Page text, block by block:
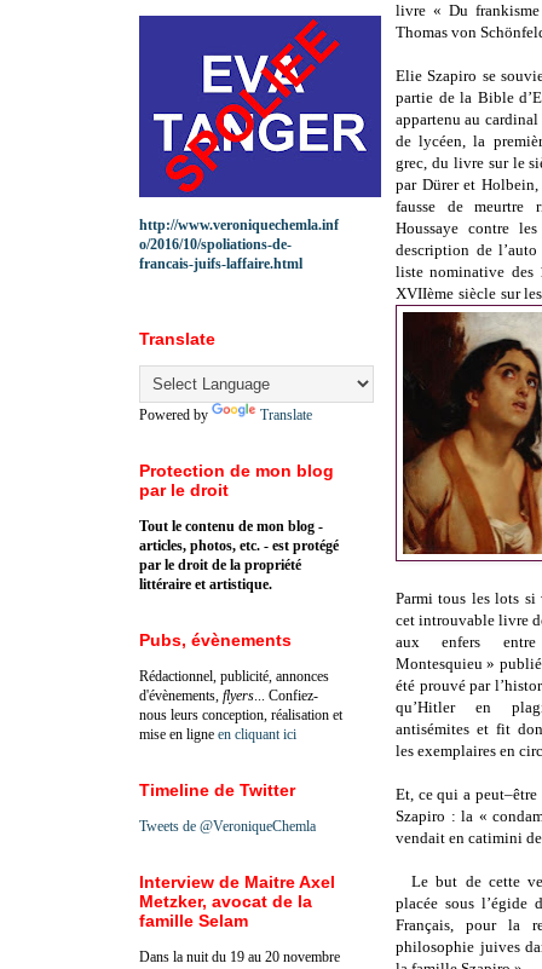
livre « Du
Thomas von
Elie Szapiro se
partie de la Bible
appartenu au cardinal
de lycéen, la
grec, du livre sur le
par Dürer et
fausse de
Houssaye contre
description de
liste nominative des
XVIIème siècle sur
Parmi tous les lots
cet introuvable livre
aux enfers
Montesquieu »
été prouvé par
qu’Hitler en
antisémites et fit
les exemplaires en
Et, ce qui a
Szapiro : la «
vendait en catimini
Le but de cette
placée sous l’égide
Français, pour la
philosophie juives
http://www.veroniquechemla.inf
o/2016/10/spoliations-de-
francais-juifs-laffaire.html
Translate
Powered by Translate
Protection de mon blog
par le droit
Tout le contenu de mon blog -
articles, photos, etc. - est protégé
par le droit de la propriété
littéraire et artistique.
Pubs, évènements
Rédactionnel, publicité, annonces
d'évènements, flyers ... Confiez-
nous leurs conception, réalisation et
mise en ligne en cliquant ici
Timeline de Twitter
Tweets de @VeroniqueChemla
Interview de Maitre Axel
Metzker, avocat de la
famille Selam
Dans la nuit du 19 au 20 novembre